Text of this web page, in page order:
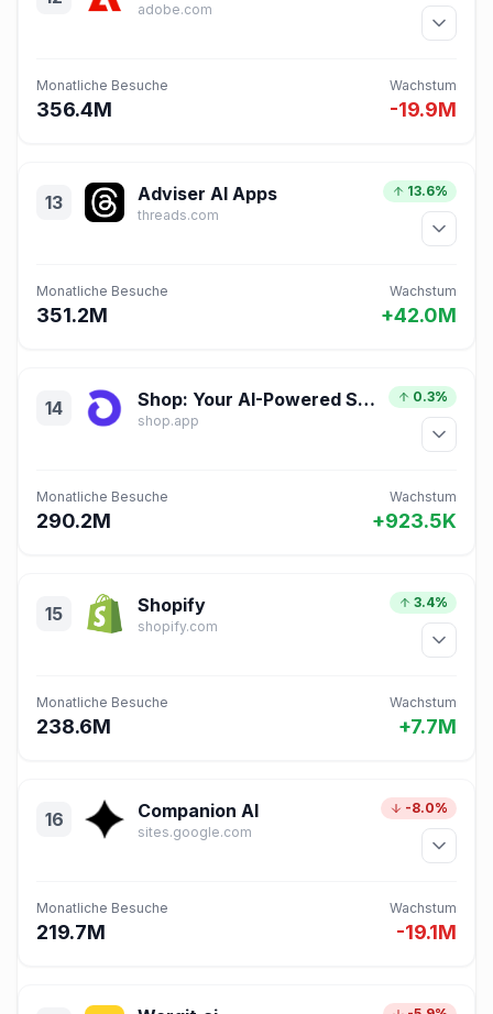
adobe.com
Monatliche Besuche
356.4M
Wachstum
-19.9M
13 Adviser AI Apps
threads.com
13.6%
Monatliche Besuche
351.2M
Wachstum
+42.0M
14 Shop: Your AI-Powered Shopping Assistant
shop.app
0.3%
Monatliche Besuche
290.2M
Wachstum
+923.5K
15 Shopify
shopify.com
3.4%
Monatliche Besuche
238.6M
Wachstum
+7.7M
16 Companion AI
sites.google.com
-8.0%
Monatliche Besuche
219.7M
Wachstum
-19.1M